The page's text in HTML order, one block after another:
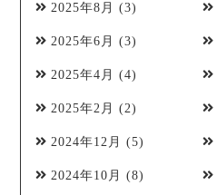
2025年8月 (3)
2025年6月 (3)
2025年4月 (4)
2025年2月 (2)
2024年12月 (5)
2024年10月 (8)